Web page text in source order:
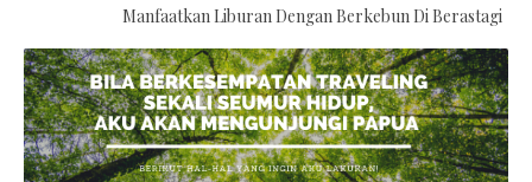
Manfaatkan Liburan Dengan Berkebun Di Berastagi